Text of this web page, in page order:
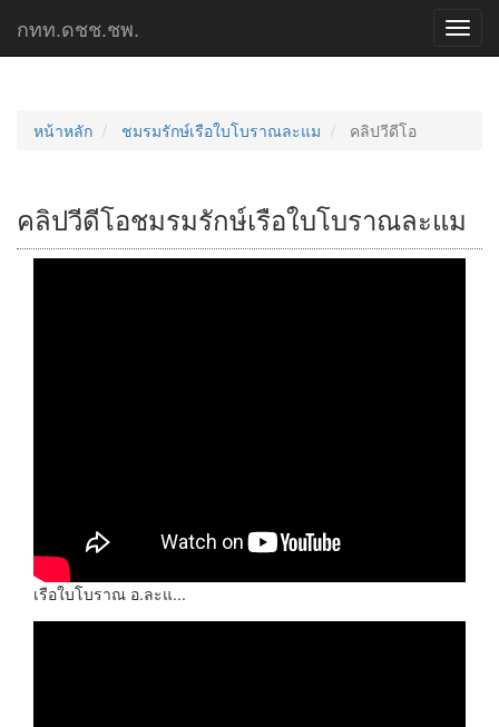
กทท.ดชช.ชพ.
หน้าหลัก ชมรมรักษ์เรือใบโบราณละแม คลิปวีดีโอ
คลิปวีดีโอชมรมรักษ์เรือใบโบราณละแม
เรือใบโบราณ อ.ละแ...